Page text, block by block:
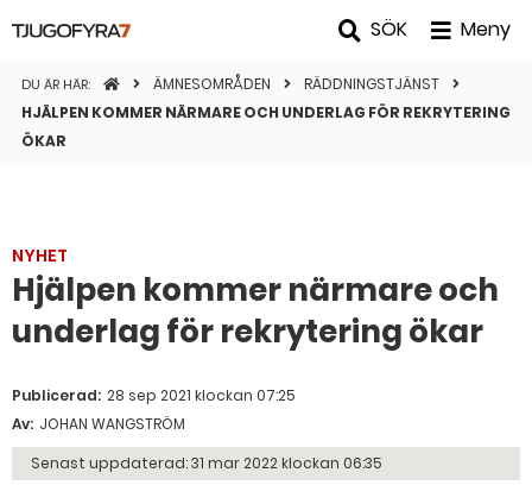
SÖK Meny
DU ÄR HÄR: STARTSIDANÄMNESOMRÅDEN
RÄDDNINGSTJÄNST
HJÄLPEN KOMMER NÄRMARE OCH UNDERLAG FÖR REKRYTERING
ÖKAR
NYHET
Hjälpen kommer närmare och
underlag för rekrytering ökar
Publicerad: 28 sep 2021 klockan 07:25
Av: JOHAN WANGSTRÖM
Senast uppdaterad:31 mar 2022 klockan 06:35